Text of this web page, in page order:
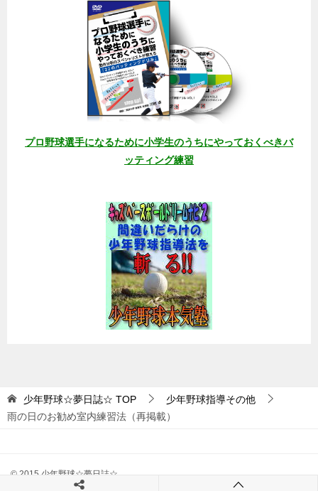
プロ野球選手になるために小学生のうちにやっておくべきバ
ッティング練習
少年野球☆夢日誌☆ TOP
少年野球指導その他
雨の日のお勧め室内練習法（再掲載）
© 2015 少年野球☆夢日誌☆